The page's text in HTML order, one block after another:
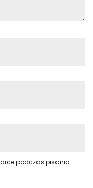
podczas pisania